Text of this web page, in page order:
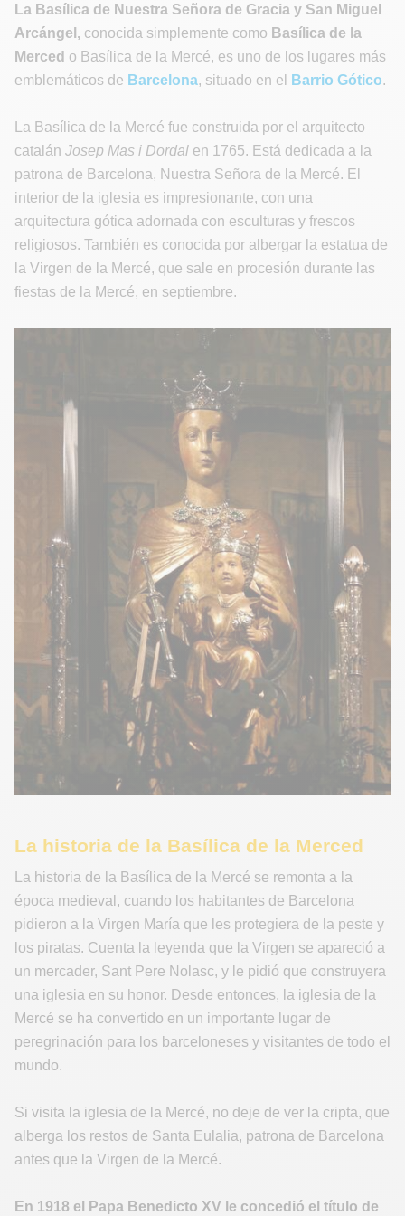
La Basílica de Nuestra Señora de Gracia y San Miguel
Arcángel, conocida simplemente como Basílica de la
Merced o Basílica de la Mercé, es uno de los lugares más
emblemáticos de Barcelona, situado en el Barrio Gótico.
La Basílica de la Mercé fue construida por el arquitecto
catalán Josep Mas i Dordal en 1765. Está dedicada a la
patrona de Barcelona, Nuestra Señora de la Mercé. El
interior de la iglesia es impresionante, con una
arquitectura gótica adornada con esculturas y frescos
religiosos. También es conocida por albergar la estatua de
la Virgen de la Mercé, que sale en procesión durante las
fiestas de la Mercé, en septiembre.
La historia de la Basílica de la Merced
La historia de la Basílica de la Mercé se remonta a la
época medieval, cuando los habitantes de Barcelona
pidieron a la Virgen María que les protegiera de la peste y
los piratas. Cuenta la leyenda que la Virgen se apareció a
un mercader, Sant Pere Nolasc, y le pidió que construyera
una iglesia en su honor. Desde entonces, la iglesia de la
Mercé se ha convertido en un importante lugar de
peregrinación para los barceloneses y visitantes de todo el
mundo.
Si visita la iglesia de la Mercé, no deje de ver la cripta, que
alberga los restos de Santa Eulalia, patrona de Barcelona
antes que la Virgen de la Mercé.
En 1918 el Papa Benedicto XV le concedió el título de